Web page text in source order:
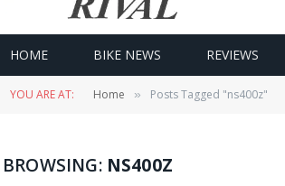
HOME BIKE NEWS REVIEWS
YOU ARE AT: Home » Posts Tagged "ns400z"
BROWSING: NS400Z